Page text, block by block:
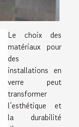
Le choix des
matériaux pour
des
installations en
verre peut
transformer
l’esthétique et
la durabilité